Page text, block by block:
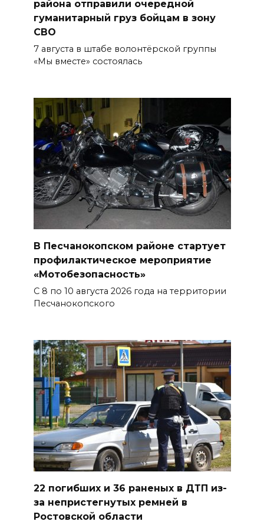
в донской столице
07 августа 2026 18:28
«Метеор» «Андрей Байков»
Меры поддержки после ЧС
07 августа 2026 17:48
На Дону обсудили
взаимодействие участников
избирательного процесса в
период ЕДГ-2026
07 августа 2026 17:14
В Ростове доходный дом
Емельяновых на Большой
Садовой, 94, обследуют
специалисты
Бетон и влага: эксперт ЮФУ
объяснил, почему
ростовчанам тяжело
переносить жару
07 августа 2026 16:30
ВСЕ КАК ЕСТЬ. Исчезающая
Украина. Страна вдов и
07 августа 2026 16:11
района отправили очередной
гуманитарный груз бойцам в зону
СВО
7 августа в штабе волонтёрской группы
«Мы вместе» состоялась
В Песчанокопском районе стартует
профилактическое мероприятие
«Мотобезопасность»
С 8 по 10 августа 2026 года на территории
Песчанокопского
22 погибших и 36 раненых в ДТП из-
за непристегнутых ремней в
Ростовской области